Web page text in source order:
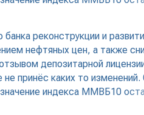
реконструкции и
нефтяных цен, а также
депозитарной
принёс каких то
индекса ММВБ10